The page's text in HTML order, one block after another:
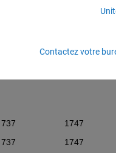
Sunset
1746
736                    1746
1746
1747
1747
Contactez votre